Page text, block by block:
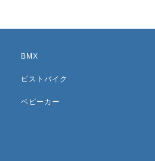
BMX
ピストバイク
ベビーカー